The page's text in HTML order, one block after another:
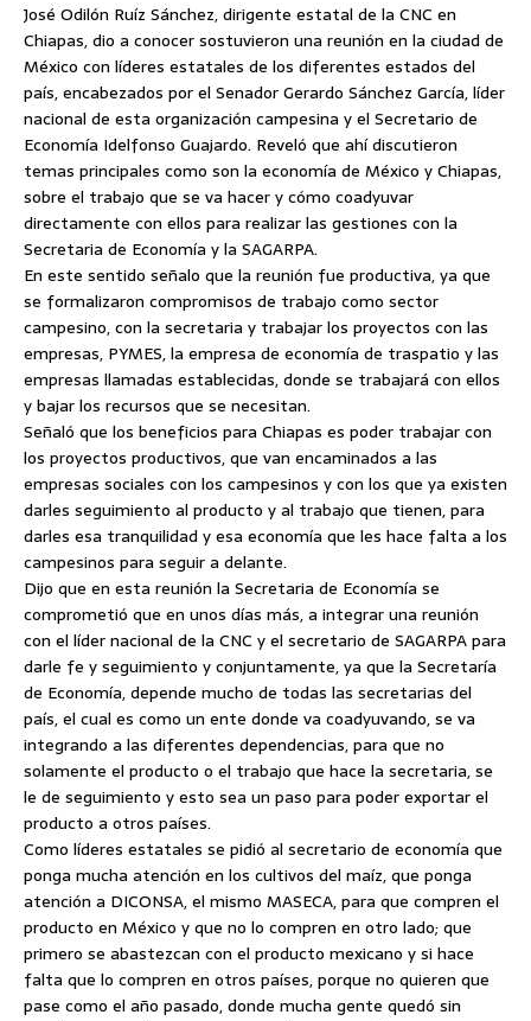
José Odilón Ruíz Sánchez, dirigente estatal de la CNC en
Chiapas, dio a conocer sostuvieron una reunión en la ciudad de
México con líderes estatales de los diferentes estados del
país, encabezados por el Senador Gerardo Sánchez García, líder
nacional de esta organización campesina y el Secretario de
Economía Idelfonso Guajardo. Reveló que ahí discutieron
temas principales como son la economía de México y Chiapas,
sobre el trabajo que se va hacer y cómo coadyuvar
directamente con ellos para realizar las gestiones con la
Secretaria de Economía y la SAGARPA.
En este sentido señalo que la reunión fue productiva, ya que
se formalizaron compromisos de trabajo como sector
campesino, con la secretaria y trabajar los proyectos con las
empresas, PYMES, la empresa de economía de traspatio y las
empresas llamadas establecidas, donde se trabajará con ellos
y bajar los recursos que se necesitan.
Señaló que los beneficios para Chiapas es poder trabajar con
los proyectos productivos, que van encaminados a las
empresas sociales con los campesinos y con los que ya existen
darles seguimiento al producto y al trabajo que tienen, para
darles esa tranquilidad y esa economía que les hace falta a los
campesinos para seguir a delante.
Dijo que en esta reunión la Secretaria de Economía se
comprometió que en unos días más, a integrar una reunión
con el líder nacional de la CNC y el secretario de SAGARPA para
darle fe y seguimiento y conjuntamente, ya que la Secretaría
de Economía, depende mucho de todas las secretarias del
país, el cual es como un ente donde va coadyuvando, se va
integrando a las diferentes dependencias, para que no
solamente el producto o el trabajo que hace la secretaria, se
le de seguimiento y esto sea un paso para poder exportar el
producto a otros países.
Como líderes estatales se pidió al secretario de economía que
ponga mucha atención en los cultivos del maíz, que ponga
atención a DICONSA, el mismo MASECA, para que compren el
producto en México y que no lo compren en otro lado; que
primero se abastezcan con el producto mexicano y si hace
falta que lo compren en otros países, porque no quieren que
pase como el año pasado, donde mucha gente quedó sin